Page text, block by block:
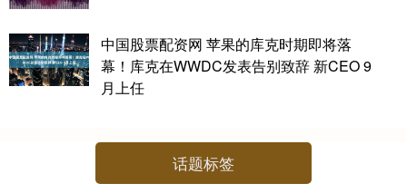
中国股票配资网 苹果的库克时期即将落
幕！库克在WWDC发表告别致辞 新CEO 9
月上任
话题标签